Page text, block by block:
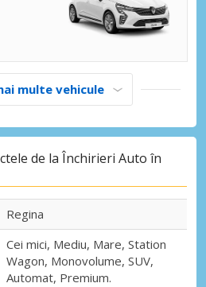
multe vehicule
de la Închirieri Auto în
Regina
Cei mici, Mediu, Mare, Station
Wagon, Monovolume, SUV,
Automat, Premium.